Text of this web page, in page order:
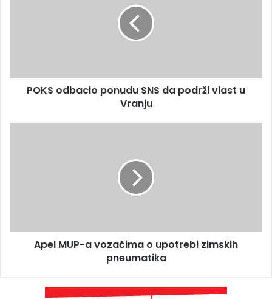
POKS odbacio ponudu SNS da podrži vlast u
Vranju
Apel MUP-a vozačima o upotrebi zimskih
pneumatika